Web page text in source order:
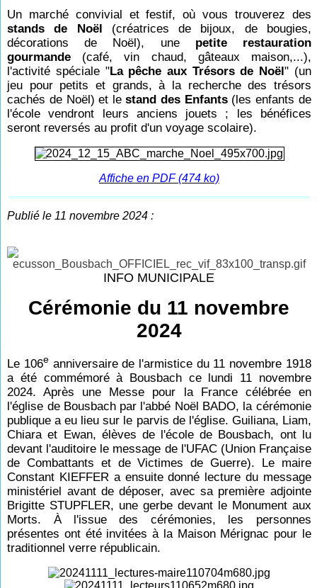
Un marché convivial et festif, où vous trouverez des
stands de Noël
(créatrices de bijoux, de bougies,
décorations de Noël), une petite restauration
gourmande (café, vin chaud, gâteaux maison,...),
l'activité spéciale "La pêche aux Trésors de Noël" (un
jeu pour petits et grands, à la recherche des trésors
cachés de Noël) et lestand des Enfants(les enfants de
l'école vendront leurs anciens jouets ; les bénéfices
seront reversés au profit d'un voyage scolaire).
Affiche en PDF (474 ko)
Publié le 11 novembre 2024 :
INFO MUNICIPALE
Cérémonie du 11 novembre
2024
Le 106eanniversaire de l'armistice du 11 novembre 1918
a été commémoré à Bousbach ce lundi 11 novembre
2024. Après une Messe pour la France célébrée en
l'église de Bousbach par l'abbé Noël BADO, la cérémonie
publique a eu lieu sur le parvis de l'église. Guiliana, Liam,
Chiara et Ewan, élèves de l'école de Bousbach, ont lu
devant l'auditoire le message de l'UFAC (Union Française
de Combattants et de Victimes de Guerre). Le maire
Constant KIEFFER a ensuite donné lecture du message
ministériel avant de déposer, avec sa première adjointe
Brigitte STUPFLER, une gerbe devant le Monument aux
Morts. À l'issue des cérémonies, les personnes
présentes ont été invitées à la Maison Mérignac pour le
traditionnel verre républicain.